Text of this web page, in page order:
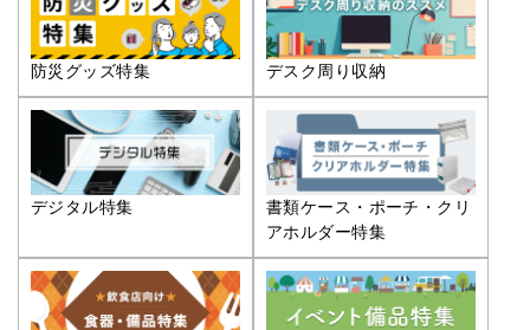
防災グッズ特集 デスク周り収納
デジタル特集
書類ケース・ポーチ・クリ
アホルダー特集